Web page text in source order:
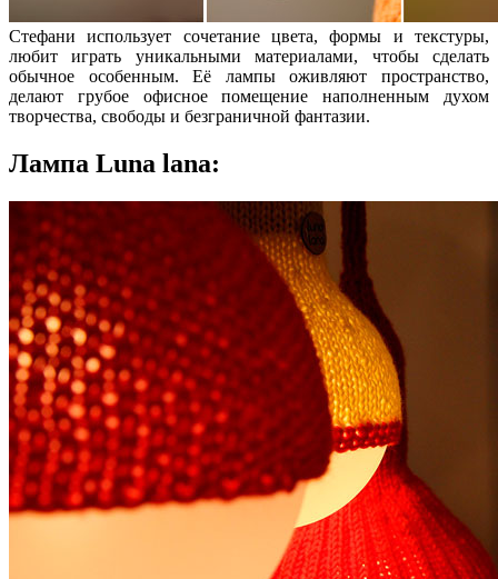
Стефани использует сочетание цвета, формы и текстуры,
любит играть уникальными материалами, чтобы сделать
обычное особенным. Её лампы оживляют пространство,
делают грубое офисное помещение наполненным духом
творчества, свободы и безграничной фантазии.
Лампа Luna lana: